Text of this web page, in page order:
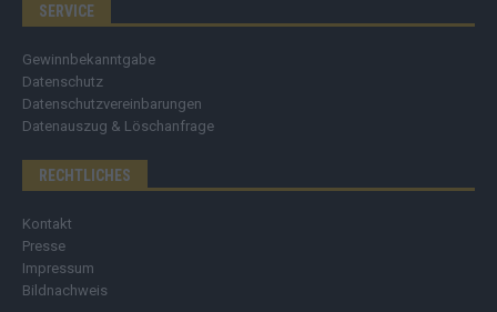
SERVICE
Gewinnbekanntgabe
Datenschutz
Datenschutzvereinbarungen
Datenauszug & Löschanfrage
RECHTLICHES
Kontakt
Presse
Impressum
Bildnachweis